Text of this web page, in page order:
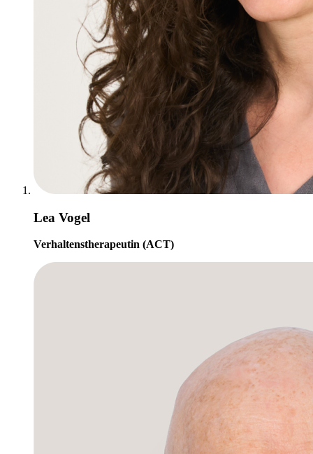
Lea Vogel
Verhaltenstherapeutin (ACT)